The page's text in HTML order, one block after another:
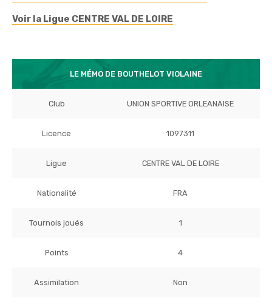
Voir la Ligue CENTRE VAL DE LOIRE
LE MÉMO DE BOUTHELOT VIOLAINE
Club UNION SPORTIVE ORLEANAISE
Licence 1097311
Ligue CENTRE VAL DE LOIRE
Nationalité FRA
Tournois joués 1
Points 4
Assimilation Non